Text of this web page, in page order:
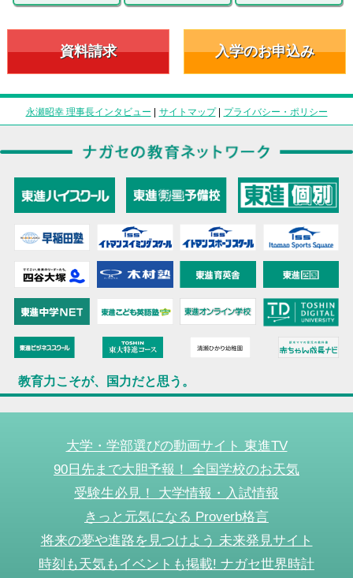
資料請求 入学のお申込み
永瀬昭幸 理事長インタビュー | サイトマップ| プライバシー・ポリシー
教育力こそが、国力だと思う。
大学・学部選びの動画サイト 東進TV
90日先まで大胆予報！ 全国学校のお天気
受験生必見！ 大学情報・入試情報
きっと元気になる Proverb格言
将来の夢や進路を見つけよう 未来発見サイト
時刻も天気もイベントも掲載! ナガセ世界時計